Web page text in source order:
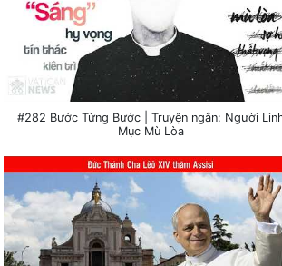
#282 Bước Từng Bước | Truyện ngắn: Người
Mục Mù Lòa